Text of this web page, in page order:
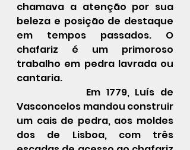
chamava a atenção por sua
beleza e posição de destaque
em tempos passados. O
chafariz é um primoroso
trabalho em pedra lavrada ou
cantaria.
Vasconcelos mandou construir
um cais de pedra, aos moldes
dos de Lisboa, com três